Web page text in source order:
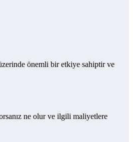
önemli bir etkiye sahiptir ve
ne olur ve ilgili maliyetlere